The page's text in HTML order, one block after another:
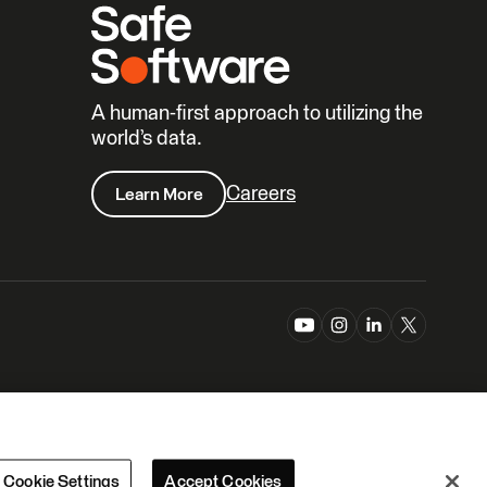
A human-first approach to utilizing the
world’s data.
Learn More Careers
Cookie Settings Accept Cookies